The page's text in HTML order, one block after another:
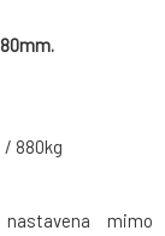
/ 880kg
mimo